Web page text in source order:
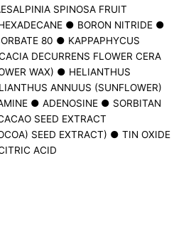
SPINOSA FRUIT
● BORON NITRIDE ●
80 ● KAPPAPHYCUS
DECURRENS FLOWER CERA
WAX) ● HELIANTHUS
ANNUUS (SUNFLOWER)
● ADENOSINE ● SORBITAN
SEED EXTRACT
SEED EXTRACT) ● TIN OXIDE
ACID